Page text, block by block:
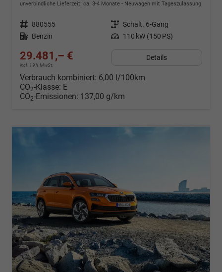
unverbindliche Lieferzeit: ca. 3-4 Monate Neuwagen mit Tageszulassung
Fahrzeugnr. 880555 Getriebe Schalt. 6-Gang
Kraftstoff Benzin Leistung 110 kW (150 PS)
29.481,– €
incl. 19% MwSt.
Details
Verbrauch kombiniert: 6,00 l/100km
CO2-Klasse: E
CO2-Emissionen: 137,00 g/km